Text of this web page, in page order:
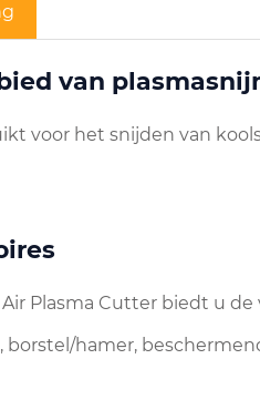
van
voor het snijden van
Plasma Cutter biedt u de
borstel/hamer,